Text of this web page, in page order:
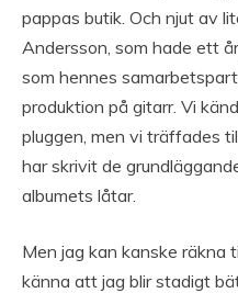
pappas butik. Och njut av
Andersson, som hade ett
som hennes
produktion på gitarr. Vi
pluggen, men vi träffades
har skrivit de
albumets låtar.
Men jag kan kanske räkna
känna att jag blir stadigt